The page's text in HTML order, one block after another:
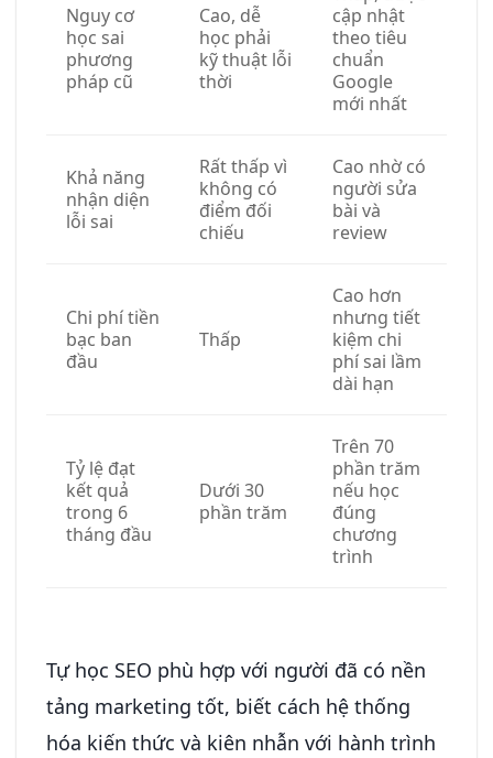
Nguy cơ
học sai
phương
pháp cũ
Cao, dễ
học phải
kỹ thuật lỗi
thời
cập nhật
theo tiêu
chuẩn
Google
mới nhất
Khả năng
nhận diện
lỗi sai
Rất thấp vì
không có
điểm đối
chiếu
Cao nhờ có
người sửa
bài và
review
Chi phí tiền
bạc ban
đầu
Thấp
Cao hơn
nhưng tiết
kiệm chi
phí sai lầm
dài hạn
Tỷ lệ đạt
kết quả
trong 6
tháng đầu
Dưới 30
phần trăm
Trên 70
phần trăm
nếu học
đúng
chương
trình
Tự học SEO phù hợp với người đã có nền
tảng marketing tốt, biết cách hệ thống
hóa kiến thức và kiên nhẫn với hành trình